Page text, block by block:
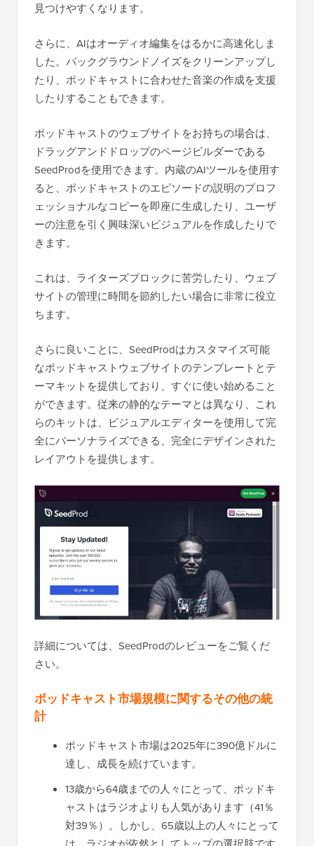
見つけやすくなります。
さらに、AIはオーディオ編集をはるかに高速化しま
した。バックグラウンドノイズをクリーンアップし
たり、ポッドキャストに合わせた音楽の作成を支援
したりすることもできます。
ポッドキャストのウェブサイトをお持ちの場合は、
ドラッグアンドドロップのページビルダーである
SeedProdを使用できます。内蔵のAIツールを使用す
ると、ポッドキャストのエピソードの説明のプロフ
ェッショナルなコピーを即座に生成したり、ユーザ
ーの注意を引く興味深いビジュアルを作成したりで
きます。
これは、ライターズブロックに苦労したり、ウェブ
サイトの管理に時間を節約したい場合に非常に役立
ちます。
さらに良いことに、SeedProdはカスタマイズ可能
なポッドキャストウェブサイトのテンプレートとテ
ーマキットを提供しており、すぐに使い始めること
ができます。従来の静的なテーマとは異なり、これ
らのキットは、ビジュアルエディターを使用して完
全にパーソナライズできる、完全にデザインされた
レイアウトを提供します。
詳細については、SeedProdのレビューをご覧くだ
さい。
ポッドキャスト市場規模に関するその他の統
計
ポッドキャスト市場は2025年に390億ドルに
達し、成長を続けています。
13歳から64歳までの人々にとって、ポッドキ
ャストはラジオよりも人気があります（41％
対39％）。しかし、65歳以上の人々にとって